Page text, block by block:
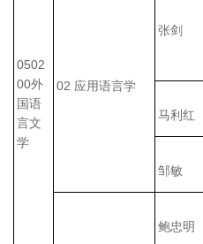
0502
00外
国语
言文
学
02 应用语言学
张剑
马利红
邹敏
鲍忠明